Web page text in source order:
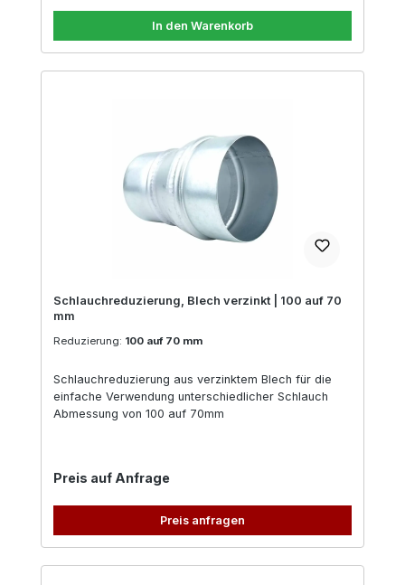
In den Warenkorb
Schlauchreduzierung, Blech verzinkt | 100 auf 70
mm
Reduzierung: 100 auf 70 mm
Schlauchreduzierung aus verzinktem Blech für die
einfache Verwendung unterschiedlicher Schlauch
Abmessung von 100 auf 70mm
Regulärer Preis:
Preis auf Anfrage
Preis anfragen